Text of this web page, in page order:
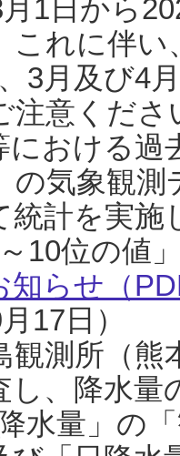
1日から
これに伴い
3月及び4
注意くだ
における過
の気象観
統計を実
10位の値
知らせ（
17日）
観測所（熊
し、降水
水量」の